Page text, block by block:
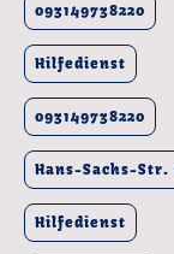
093149738220
Hilfedienst
093149738220
Hans-Sachs-Str.
Hilfedienst